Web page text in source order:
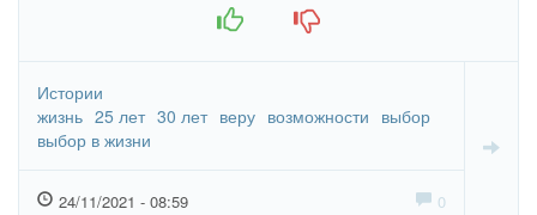
Истории
жизнь 25 лет 30 лет веру возможности выбор
выбор в жизни
24/11/2021 - 08:59 0